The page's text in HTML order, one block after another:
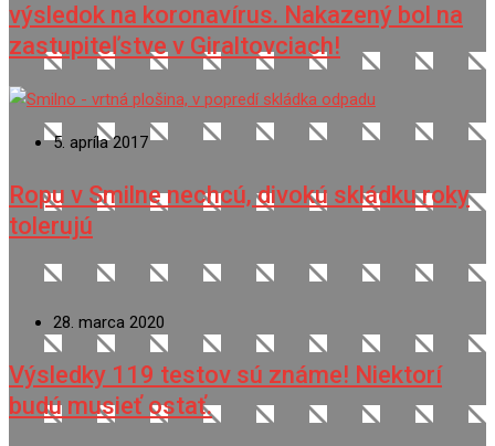
výsledok na koronavírus. Nakazený bol na
zastupiteľstve v Giraltovciach!
5. apríla 2017
Ropu v Smilne nechcú, divokú skládku roky
tolerujú
28. marca 2020
Výsledky 119 testov sú známe! Niektorí
budú musieť ostať.